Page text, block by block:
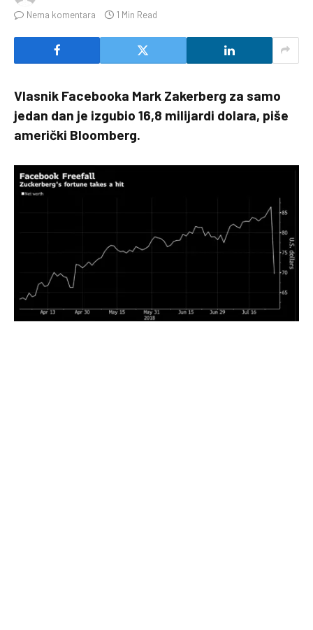
Nema komentara
1 Min Read
Vlasnik Facebooka Mark Zakerberg za samo
jedan dan je izgubio 16,8 milijardi dolara, piše
američki Bloomberg.